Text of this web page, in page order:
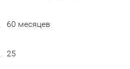
60 месяцев
25